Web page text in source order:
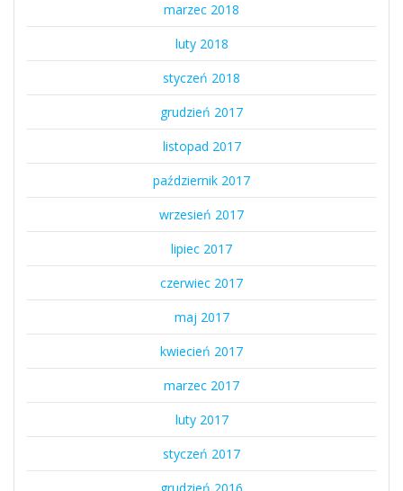
marzec 2018
luty 2018
styczeń 2018
grudzień 2017
listopad 2017
październik 2017
wrzesień 2017
lipiec 2017
czerwiec 2017
maj 2017
kwiecień 2017
marzec 2017
luty 2017
styczeń 2017